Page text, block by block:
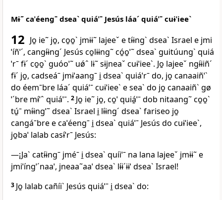
Mɨ˜ caˈéengˉ dseaˋ quiáˈˉ Jesús láaˊ quiáˈˉ cuɨˈieeˋ
12 Jo̱ ie˜ jo̱, co̱o̱ˋ jmɨɨ˜ lajeeˇ e tɨ́ɨngˋ dseaˋ Israel e jmi
ˈíñˈˊ, cangɨ́ɨngˊ Jesús co̱lɨɨng˜ có̱o̱ˈ˜ dseaˋ guitúungˋ quiá
ˈrˉ fɨˊ co̱o̱ˋ guóoˈ˜ uǿˆ lɨ˜ sɨjneaˇ cuɨˈieeˋ. Jo̱ lajeeˇ ngɨ́ɨiñˊ
fɨˊ jo̱, cadseáˉ jmɨˈaangˉ i̱ dseaˋ quiáˈrˉ do, jo̱ canaaiñˈˋ
do éemˉbre láaˊ quiáˈˉ cuɨˈieeˋ e seaˋ do jo̱ canaaiñˋ gø
ˈˊbre mɨ́ˈˆ quiáˈˉ. 2 Jo̱ ie˜ jo̱, co̱ˈ quiá̱ˈˉ dob nitaang˜ co̱o̱ˋ
tú̱ˉ mɨ́ɨngˈ˜ dseaˋ Israel i̱ lɨ́ɨngˊ dseaˋ fariseo jo̱
cangáˉbre e caˈéengˉ i̱ dseaˋ quiáˈˉ Jesús do cuɨˈieeˋ,
jo̱baˈ lalab casɨ́ˈrˉ Jesús:
—¡Jaˋ catɨ́ɨngˉ jméˉ i̱ dseaˋ quíiˈˉ na lana lajeeˇ jmɨɨ˜ e
jmiˈíngˈˊnaaˈ, jneaa˜aaˈ dseaˋ lɨ́ɨˊɨɨˈ dseaˋ Israel!
3 Jo̱ lalab cañíiˋ Jesús quiáˈˉ i̱ dseaˋ do: